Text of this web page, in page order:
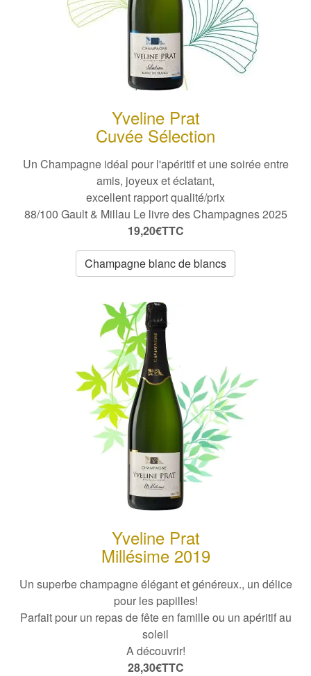
Yveline Prat
Cuvée Sélection
Un Champagne idéal pour l'apéritifet une soirée entre
amis, joyeux et éclatant,
excellent rapport qualité/prix
88/100 Gault & Millau Le livre des Champagnes 2025
19,20€TTC
Champagne blanc de blancs
Yveline Prat
Millésime 2019
Un superbe champagne élégant et généreux., un délice
pour les papilles!
Parfait pour un repas de fête en famille ou un apéritif au
soleil
A découvrir!
28,30€TTC